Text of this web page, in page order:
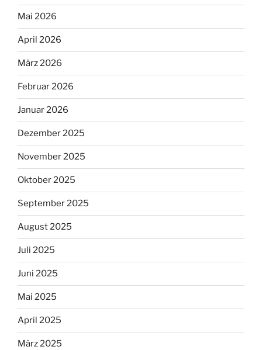
Mai 2026
April 2026
März 2026
Februar 2026
Januar 2026
Dezember 2025
November 2025
Oktober 2025
September 2025
August 2025
Juli 2025
Juni 2025
Mai 2025
April 2025
März 2025